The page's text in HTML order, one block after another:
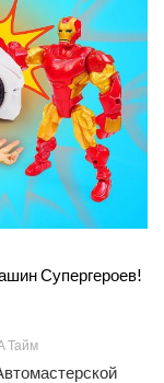
Супергероев!
Тайм